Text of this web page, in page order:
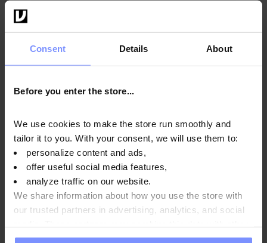
Consent Details About
Before you enter the store...
We use cookies to make the store run smoothly and
tailor it to you. With your consent, we will use them to:
personalize content and ads,
offer useful social media features,
analyze traffic on our website.
We share information about how you use the store with
our trusted partners in advertising, analytics, and social
information you have provided to them or that they have
Mode d'emploi
Informations nutritionnelles
Paramètres
Fabricant